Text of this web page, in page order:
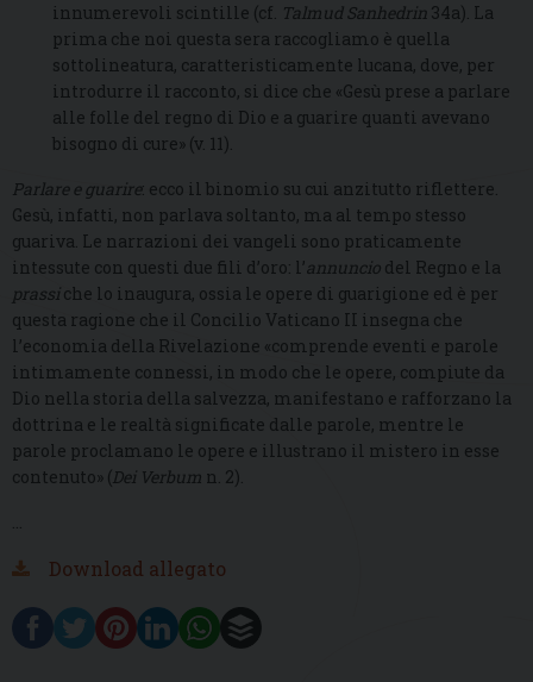
innumerevoli scintille (cf. Talmud Sanhedrin 34a). La
prima che noi questa sera raccogliamo è quella
sottolineatura, caratteristicamente lucana, dove, per
introdurre il racconto, si dice che «Gesù prese a parlare
alle folle del regno di Dio e a guarire quanti avevano
bisogno di cure» (v. 11).
Parlare e guarire: ecco il binomio su cui anzitutto riflettere.
Gesù, infatti, non parlava soltanto, ma al tempo stesso
guariva. Le narrazioni dei vangeli sono praticamente
intessute con questi due fili d’oro: l’annuncio del Regno e la
prassi che lo inaugura, ossia le opere di guarigione ed è per
questa ragione che il Concilio Vaticano II insegna che
l’economia della Rivelazione «comprende eventi e parole
intimamente connessi, in modo che le opere, compiute da
Dio nella storia della salvezza, manifestano e rafforzano la
dottrina e le realtà significate dalle parole, mentre le
parole proclamano le opere e illustrano il mistero in esse
contenuto» (Dei Verbum n. 2).
…
Download allegato